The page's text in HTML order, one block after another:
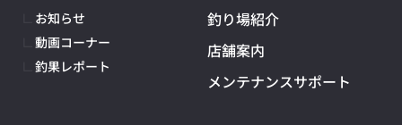
お知らせ
動画コーナー
釣果レポート
釣り場紹介
店舗案内
メンテナンスサポート